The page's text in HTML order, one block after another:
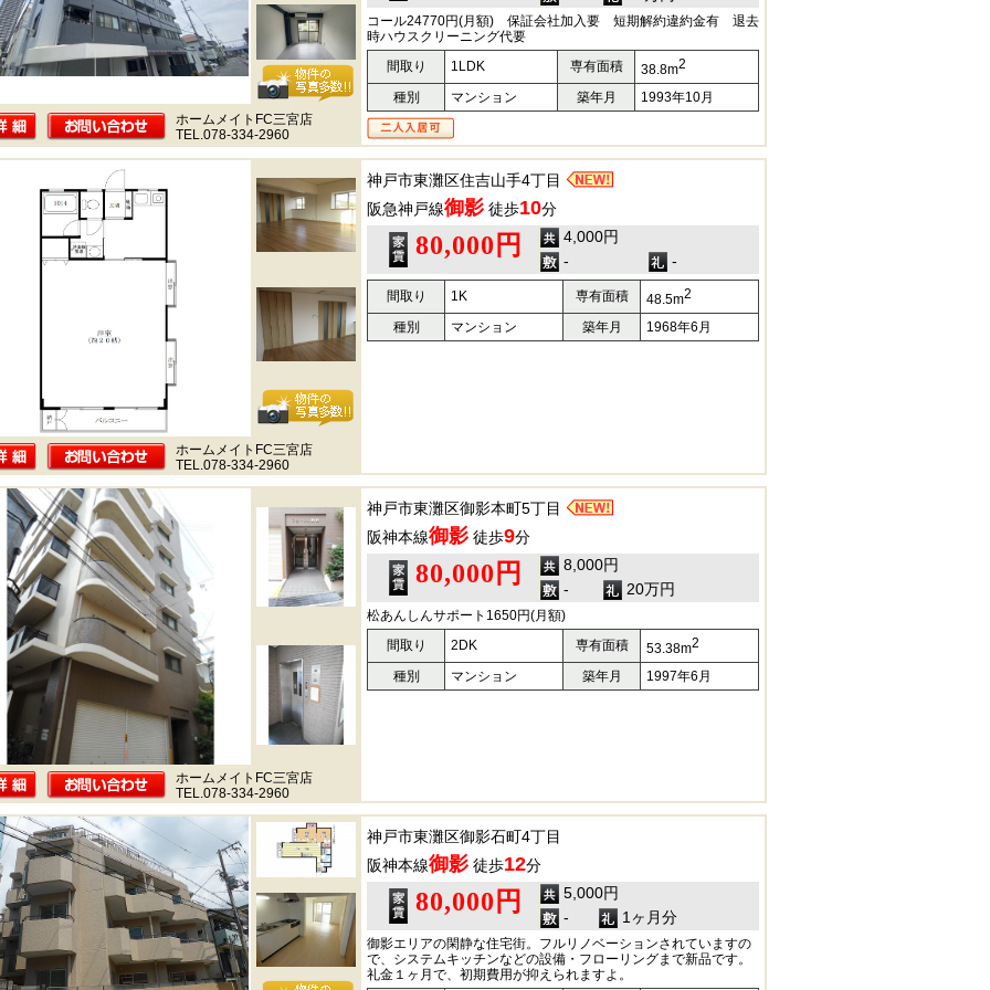
コール24770円(月額) 保証会社加入要 短期解約違約金有 退去
時ハウスクリーニング代要
間取り
1LDK 専有面積 38.8m2
種別 マンション 築年月
1993年10月
ホームメイトFC三宮店
TEL.078-334-2960
神戸市東灘区住吉山手4丁目
阪急神戸線御影 徒歩10分
80,000円
4,000円
-
-
間取り 1K 専有面積 48.5m2
種別 マンション 築年月 1968年6月
ホームメイトFC三宮店
TEL.078-334-2960
神戸市東灘区御影本町5丁目
阪神本線御影 徒歩9分
80,000円
8,000円
-
20万円
松あんしんサポート1650円(月額)
間取り
2DK 専有面積 53.38m2
種別 マンション 築年月 1997年6月
ホームメイトFC三宮店
TEL.078-334-2960
神戸市東灘区御影石町4丁目
阪神本線御影 徒歩12分
80,000円
5,000円
-
1ヶ月分
御影エリアの閑静な住宅街。フルリノベーションされていますの
で、システムキッチンなどの設備・フローリングまで新品です。
礼金１ヶ月で、初期費用が抑えられますよ。